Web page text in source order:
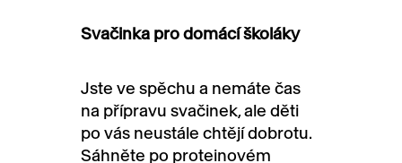
Svačinka pro domácí školáky
Jste ve spěchu a nemáte čas
na přípravu svačinek, ale děti
po vás neustále chtějí dobrotu.
Sáhněte po proteinovém